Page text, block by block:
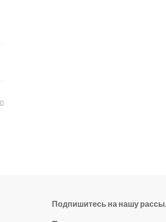
Подпишитесь на нашу